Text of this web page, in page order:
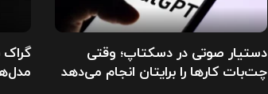
دستیار صوتی در دسکتاپ؛ وقتی
چت‌بات کارها را برایتان انجام می‌دهد